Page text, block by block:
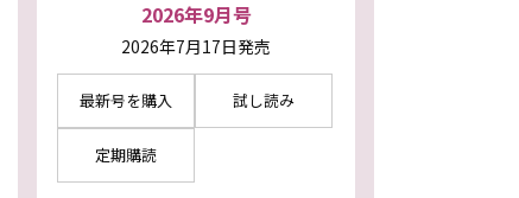
2026年9月号
2026年7月17日発売
最新号を購入 試し読み
定期購読